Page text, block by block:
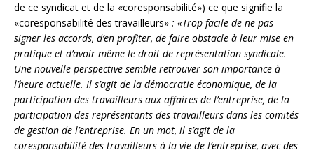
de ce syndicat et de la «coresponsabilité») ce que signifie la
«coresponsabilité des travailleurs» : «Trop facile de ne pas
signer les accords, d’en profiter, de faire obstacle à leur mise en
pratique et d’avoir même le droit de représentation syndicale.
Une nouvelle perspective semble retrouver son importance à
l’heure actuelle. Il s’agit de la démocratie économique, de la
participation des travailleurs aux affaires de l’entreprise, de la
participation des représentants des travailleurs dans les comités
de gestion de l’entreprise. En un mot, il s’agit de la
coresponsabilité des travailleurs à la vie de l’entreprise, avec des